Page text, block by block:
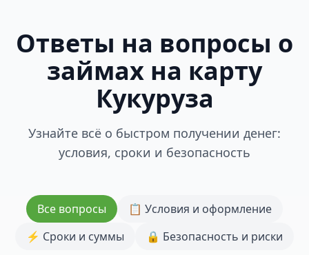
Ответы на вопросы о
займах на карту
Кукуруза
Узнайте всё о быстром получении денег:
условия, сроки и безопасность
Все вопросы
📋 Условия и оформление
⚡ Сроки и суммы
🔒 Безопасность и риски